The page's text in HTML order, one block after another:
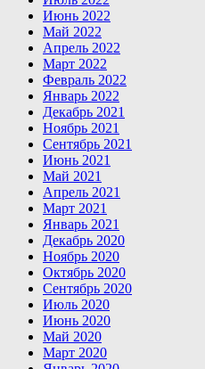
Июнь 2022
Май 2022
Апрель 2022
Март 2022
Февраль 2022
Январь 2022
Декабрь 2021
Ноябрь 2021
Сентябрь 2021
Июнь 2021
Май 2021
Апрель 2021
Март 2021
Январь 2021
Декабрь 2020
Ноябрь 2020
Октябрь 2020
Сентябрь 2020
Июль 2020
Июнь 2020
Май 2020
Март 2020